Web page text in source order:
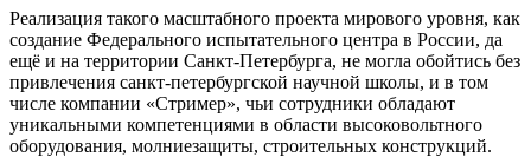
Реализация такого масштабного проекта мирового уровня, как
создание Федерального испытательного центра в России, да
ещё и на территории Санкт-Петербурга, не могла обойтись без
привлечения санкт-петербургской научной школы, и в том
числе компании «Стример», чьи сотрудники обладают
уникальными компетенциями в области высоковольтного
оборудования, молниезащиты, строительных конструкций.